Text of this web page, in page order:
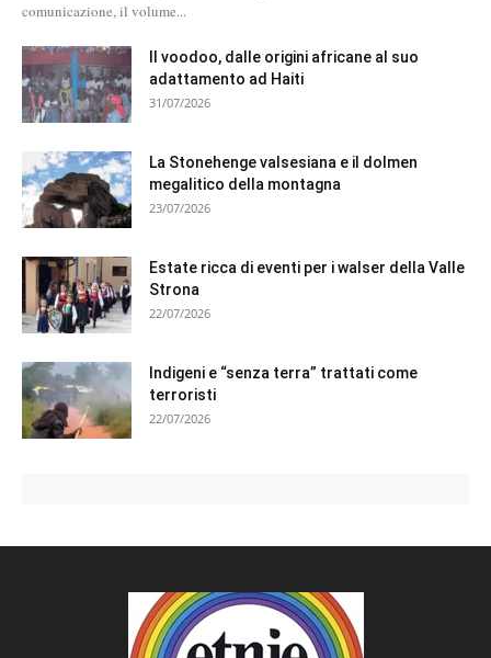
comunicazione, il volume...
Il voodoo, dalle origini africane al suo
adattamento ad Haiti
31/07/2026
La Stonehenge valsesiana e il dolmen
megalitico della montagna
23/07/2026
Estate ricca di eventi per i walser della Valle
Strona
22/07/2026
Indigeni e “senza terra” trattati come
terroristi
22/07/2026